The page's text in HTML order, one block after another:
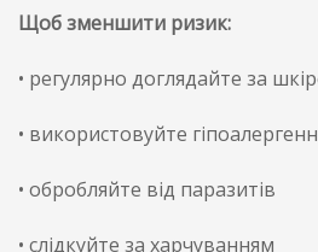
Щоб зменшити ризик:
• регулярно доглядайте за
• використовуйте
• обробляйте від паразитів
• слідкуйте за харчуванням